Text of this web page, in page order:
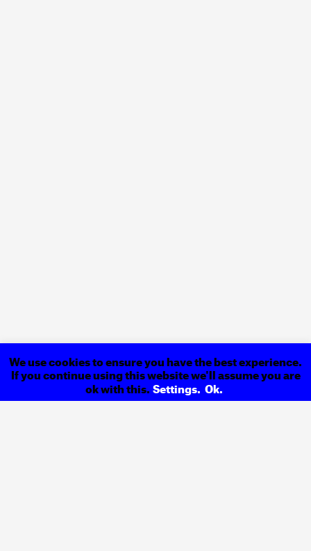
We use cookies to ensure you have the best experience.
If you continue using this website we'll assume you are
ok with this.Settings. Ok.